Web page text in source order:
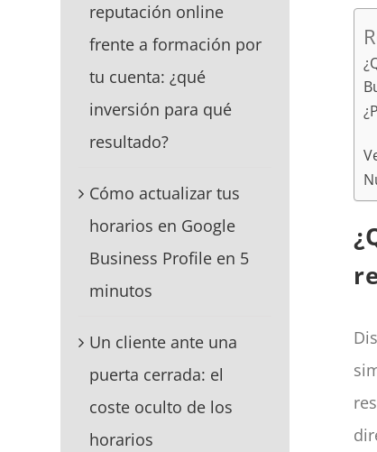
reputación online
frente a formación por
tu cuenta: ¿qué
inversión para qué
resultado?
Cómo actualizar tus
horarios en Google
Business Profile en 5
minutos
Un cliente ante una
puerta cerrada: el
coste oculto de los
horarios